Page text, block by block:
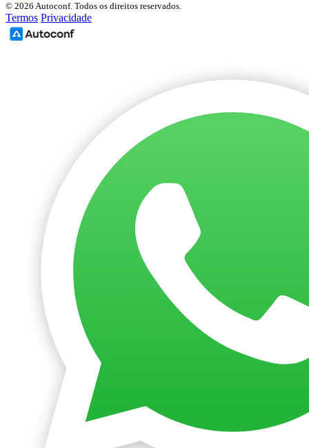
© 2026 Autoconf. Todos os direitos reservados.
Termos Privacidade